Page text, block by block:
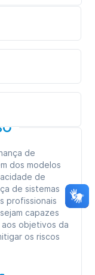
de
dos modelos
de
de sistemas
profissionais
capazes
objetivos da
os riscos